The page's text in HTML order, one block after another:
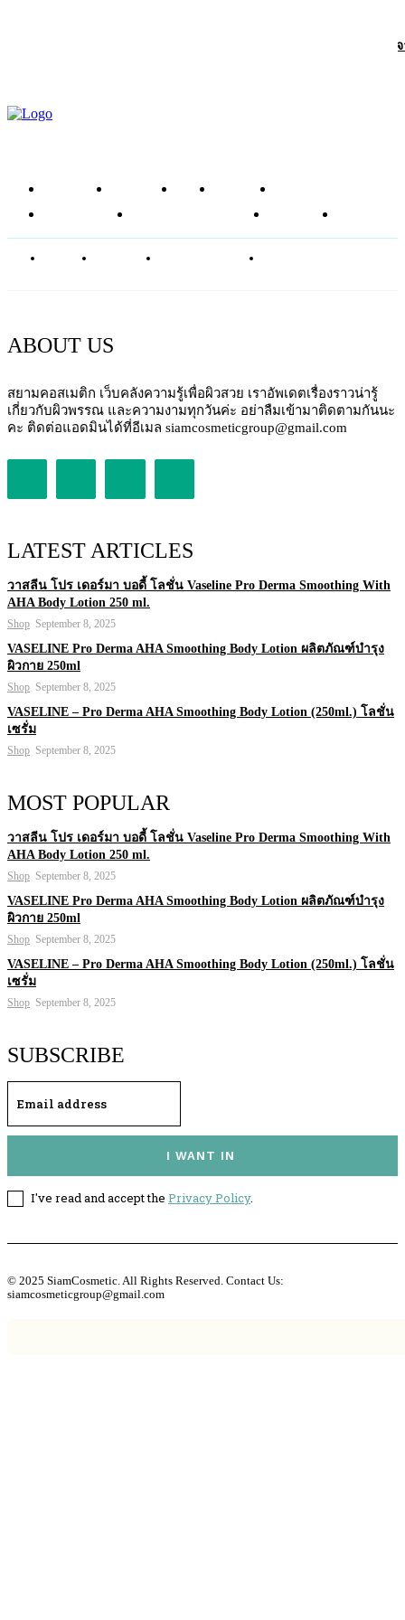
ถอดรหัส “Glowy Skin Juice” สูตรน้ำผักผลไม้เพื่อผิวสวยใสเปล่งประกาย
หน้าแรก ข่าวสาร รีวิว โซลูชัน
อาหารเสริม
ศัลยกรรมความงาม บทความ
ABOUT US
สยามคอสเมติก เว็บคลังความรู้เพื่อผิวสวย เราอัพเดตเรื่องราวน่ารู้
เกี่ยวกับผิวพรรณ และความงามทุกวันค่ะ อย่าลืมเข้ามาติดตามกันนะ
คะ ติดต่อแอดมินได้ที่อีเมล siamcosmeticgroup@gmail.com
LATEST ARTICLES
วาสลีน โปร เดอร์มา บอดี้ โลชั่น Vaseline Pro Derma Smoothing With
AHA Body Lotion 250 ml.
Shop September 8, 2025
VASELINE Pro Derma AHA Smoothing Body Lotion ผลิตภัณฑ์บำรุง
ผิวกาย 250ml
Shop September 8, 2025
VASELINE – Pro Derma AHA Smoothing Body Lotion (250ml.) โลชั่น
เซรั่ม
Shop September 8, 2025
MOST POPULAR
วาสลีน โปร เดอร์มา บอดี้ โลชั่น Vaseline Pro Derma Smoothing With
AHA Body Lotion 250 ml.
Shop September 8, 2025
VASELINE Pro Derma AHA Smoothing Body Lotion ผลิตภัณฑ์บำรุง
ผิวกาย 250ml
Shop September 8, 2025
VASELINE – Pro Derma AHA Smoothing Body Lotion (250ml.) โลชั่น
เซรั่ม
Shop September 8, 2025
SUBSCRIBE
I WANT IN
I've read and accept the Privacy Policy.
© 2025 SiamCosmetic. All Rights Reserved. Contact Us:
siamcosmeticgroup@gmail.com